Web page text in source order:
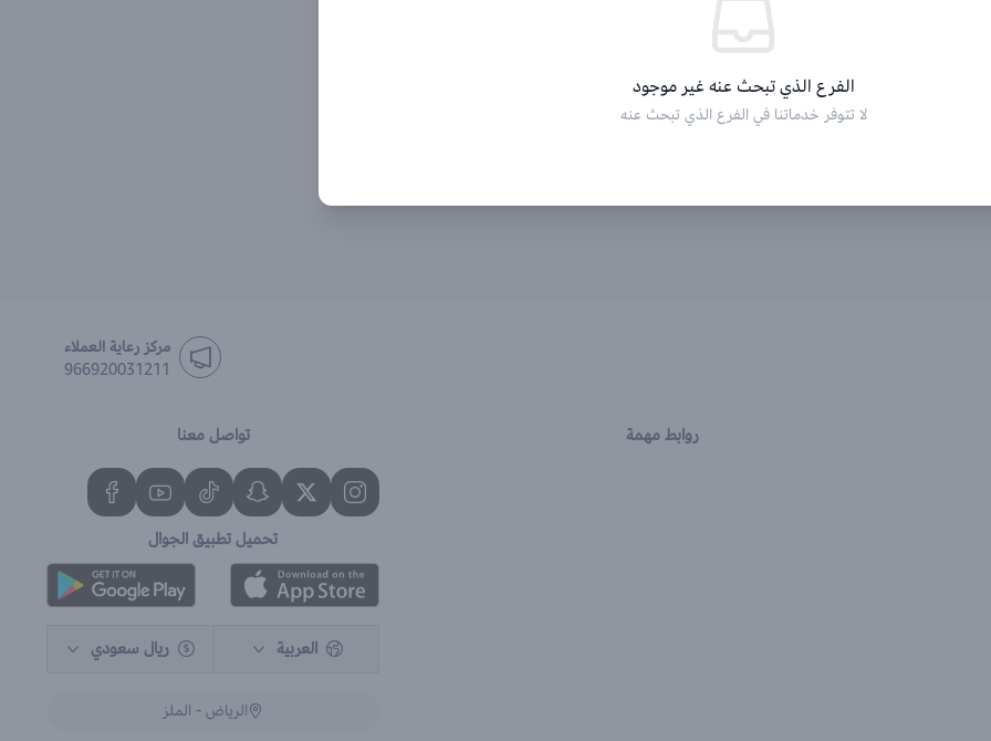
مركز رعاية العملاء
966920031211
روابط مهمة تواصل معنا
تحميل تطبيق الجوال
العربية ريال سعودي
الرياض - الملز
الفرع الذي تبحث عنه غير موجود
لا تتوفر خدماتنا في الفرع الذي تبحث عنه